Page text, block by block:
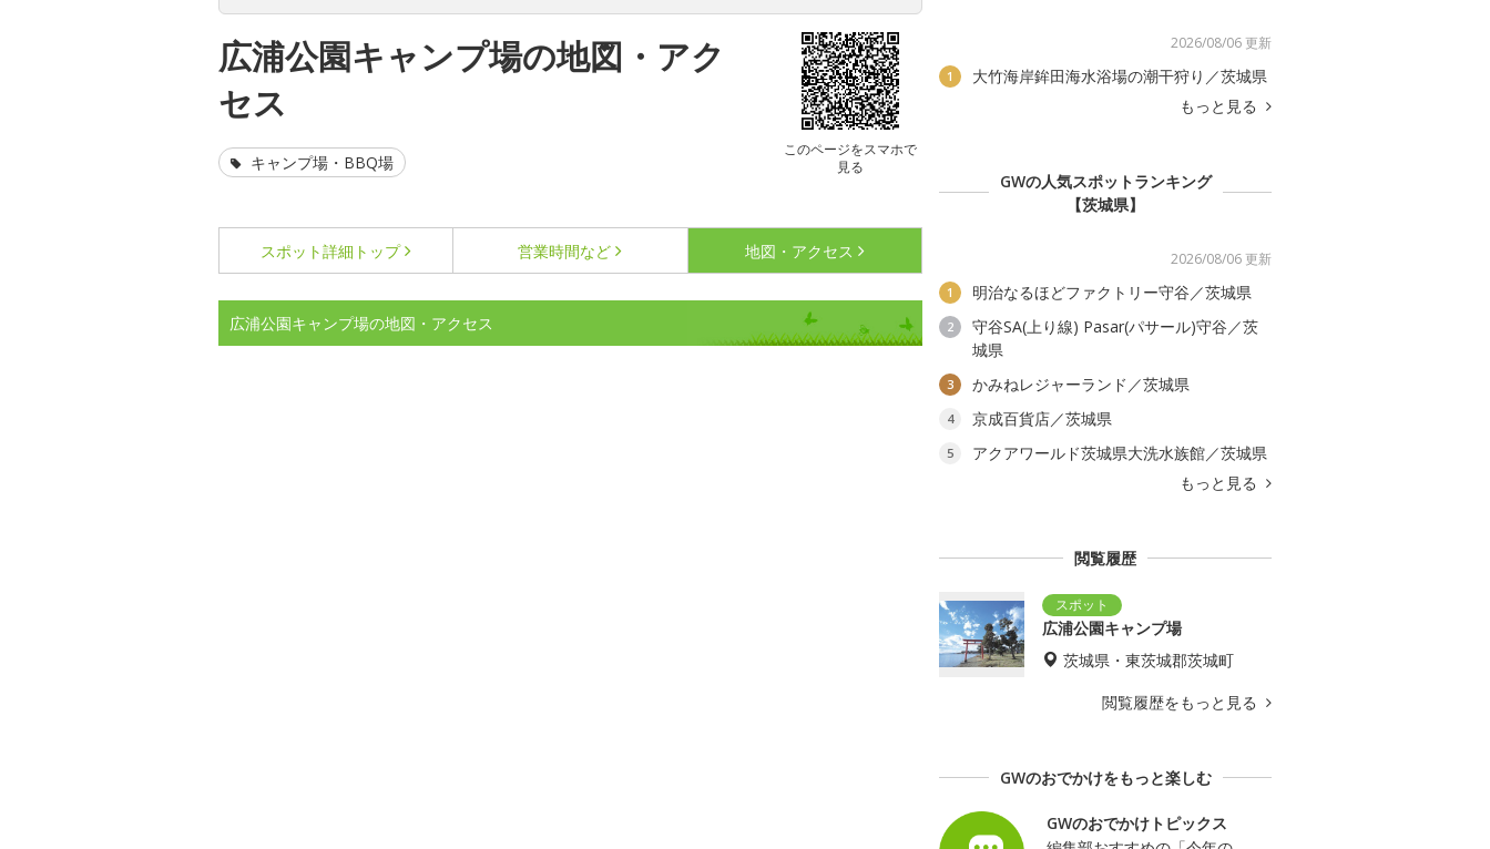
広浦公園キャンプ場の地図・アク
セス
このページをスマホで
見る
キャンプ場・BBQ場
スポット詳細 トップ 営業時間など 地図・アクセス
広浦公園キャンプ場の地図・アクセス
2026/08/06 更新
1
大竹海岸鉾田海水浴場の潮干狩り／茨城県
もっと見る
GWの人気スポットランキング
【茨城県】
2026/08/06 更新
1 明治なるほどファクトリー守谷／茨城県
2
守谷SA(上り線) Pasar(パサール)守谷／茨
城県
3 かみねレジャーランド／茨城県
4 京成百貨店／茨城県
5
アクアワールド茨城県大洗水族館／茨城県
もっと見る
閲覧履歴
広浦公園キャンプ場
茨城県・東茨城郡茨城町
閲覧履歴をもっと見る
GWのおでかけをもっと楽しむ
GWのおでかけトピックス